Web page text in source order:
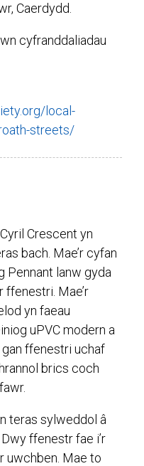
Caerdydd.
cyfranddaliadau
local-
streets/
Crescent yn
bach. Mae’r cyfan
Pennant lanw gyda
ffenestri. Mae’r
yn faeau
uPVC modern a
ffenestri uchaf
brics coch
teras sylweddol â
ffenestr fae i’r
uwchben. Mae to